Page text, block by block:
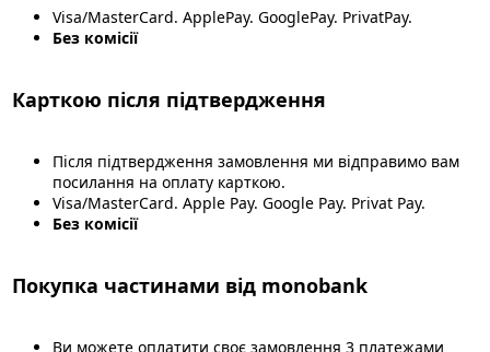
Visa/MasterCard. ApplePay. GooglePay. PrivatPay.
Без комісії
Карткою після підтвердження
Після підтвердження замовлення ми відправимо вам
посилання на оплату карткою.
Visa/MasterCard. Apple Pay. Google Pay. Privat Pay.
Без комісії
Покупка частинами від monobank
Ви можете оплатити своє замовлення 3 платежами